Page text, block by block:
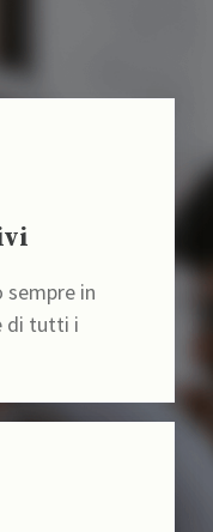
in
di tutti i